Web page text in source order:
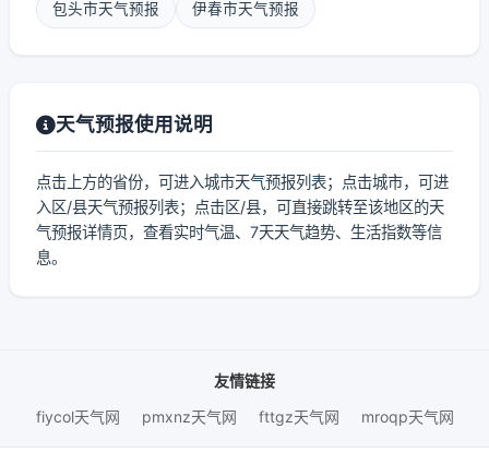
包头市天气预报 伊春市天气预报
天气预报使用说明
点击上方的省份，可进入城市天气预报列表；点击城市，可进
入区/县天气预报列表；点击区/县，可直接跳转至该地区的天
气预报详情页，查看实时气温、7天天气趋势、生活指数等信
息。
友情链接
fiycol天气网
pmxnz天气网 fttgz天气网 mroqp天气网